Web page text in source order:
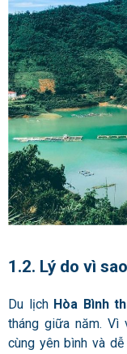
1.2. Lý do vì
Du lịch Hòa Bình
tháng giữa năm. Vì
cùng yên bình và